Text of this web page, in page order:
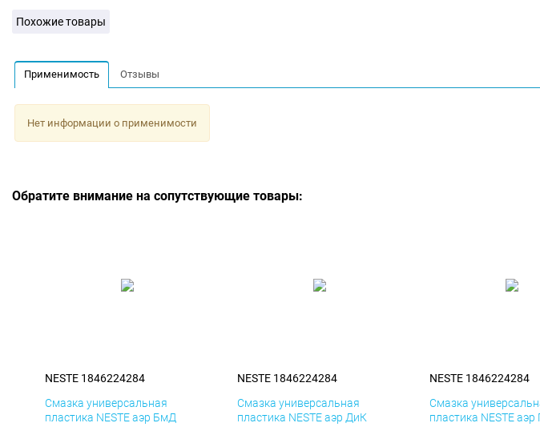
Похожие товары
Применимость Отзывы
Нет информации о применимости
Обратите внимание на сопутствующие товары:
NESTE 1846224284
Смазка универсальная
пластика NESTE аэр БмД
NESTE 1846224284
Смазка универсальная
пластика NESTE аэр ДиК
NESTE 1846224284
Смазка
пластика NESTE